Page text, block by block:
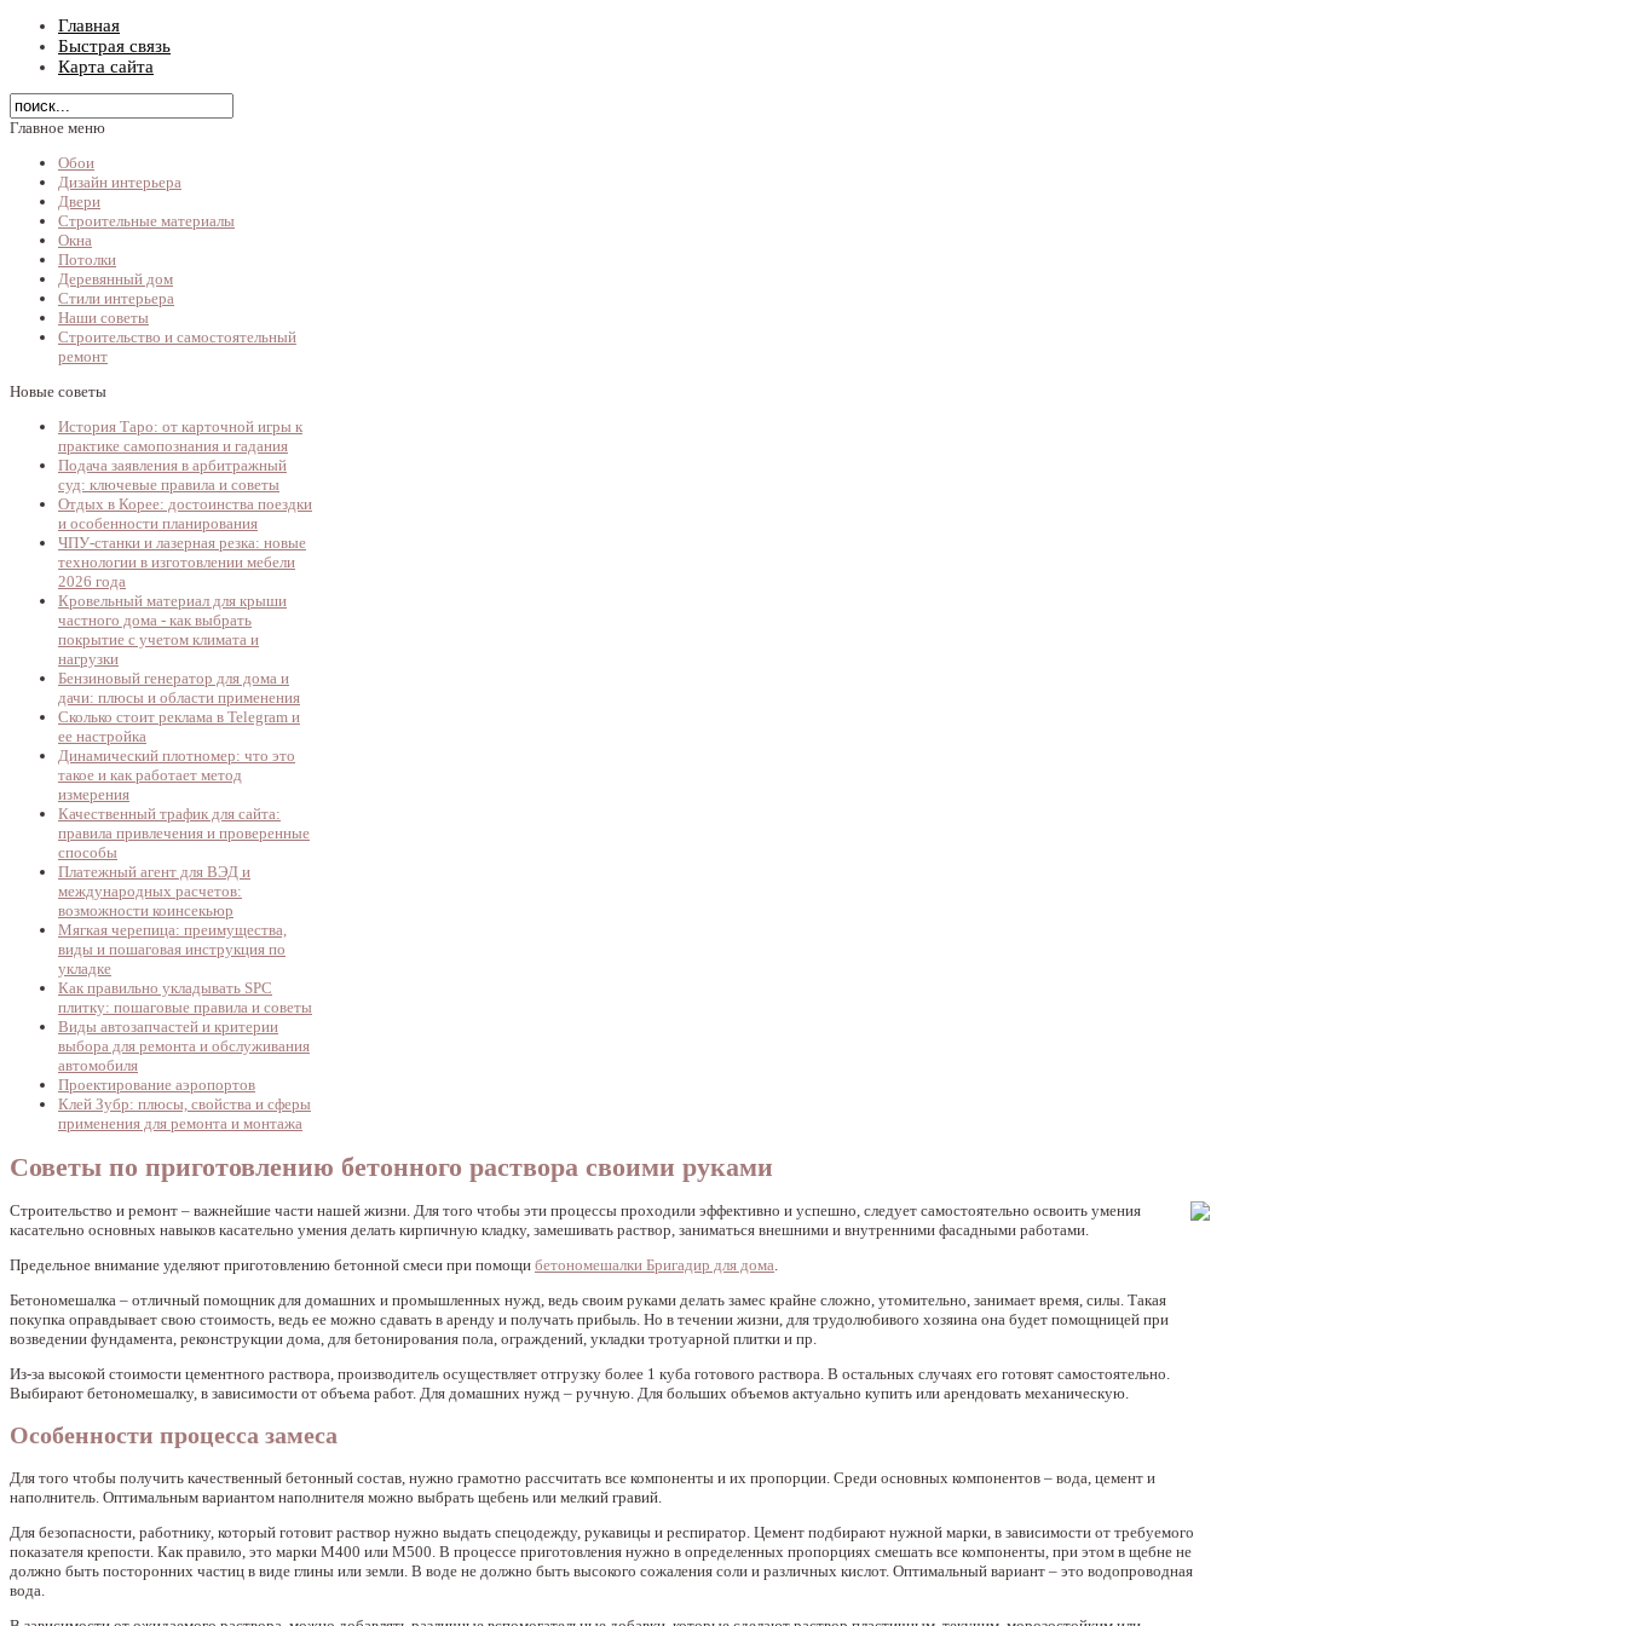
Главная
Быстрая связь
Карта сайта
Главное меню
Обои
Дизайн интерьера
Двери
Строительные материалы
Окна
Потолки
Деревянный дом
Стили интерьера
Наши советы
Строительство и самостоятельный
ремонт
Новые советы
История Таро: от карточной игры к
практике самопознания и гадания
Подача заявления в арбитражный
суд: ключевые правила и советы
Отдых в Корее: достоинства поездки
и особенности планирования
ЧПУ-станки и лазерная резка: новые
технологии в изготовлении мебели
2026 года
Кровельный материал для крыши
частного дома - как выбрать
покрытие с учетом климата и
нагрузки
Бензиновый генератор для дома и
дачи: плюсы и области применения
Сколько стоит реклама в Telegram и
ее настройка
Динамический плотномер: что это
такое и как работает метод
измерения
Качественный трафик для сайта:
правила привлечения и проверенные
способы
Платежный агент для ВЭД и
международных расчетов:
возможности коинсекьюр
Мягкая черепица: преимущества,
виды и пошаговая инструкция по
укладке
Как правильно укладывать SPC
плитку: пошаговые правила и советы
Виды автозапчастей и критерии
выбора для ремонта и обслуживания
автомобиля
Проектирование аэропортов
Клей Зубр: плюсы, свойства и сферы
применения для ремонта и монтажа
Советы по приготовлению бетонного раствора своими руками
Строительство и ремонт – важнейшие части нашей жизни. Для того чтобы эти процессы проходили эффективно и успешно, следует самостоятельно освоить умения
касательно основных навыков касательно умения делать кирпичную кладку, замешивать раствор, заниматься внешними и внутренними фасадными работами.
Предельное внимание уделяют приготовлению бетонной смеси при помощи бетономешалки Бригадир для дома
Бетономешалка – отличный помощник для домашних и промышленных нужд, ведь своим руками делать замес крайне сложно, утомительно, занимает время, силы. Такая
покупка оправдывает свою стоимость, ведь ее можно сдавать в аренду и получать прибыль. Но в течении жизни, для трудолюбивого хозяина она будет помощницей при
возведении фундамента, реконструкции дома, для бетонирования пола, ограждений, укладки тротуарной плитки и пр.
Из-за высокой стоимости цементного раствора, производитель осуществляет отгрузку более 1 куба готового раствора. В остальных случаях его готовят самостоятельно.
Выбирают бетономешалку, в зависимости от объема работ. Для домашних нужд – ручную. Для больших объемов актуально купить или арендовать механическую.
Особенности процесса замеса
Для того чтобы получить качественный бетонный состав, нужно грамотно рассчитать все компоненты и их пропорции. Среди основных компонентов – вода, цемент и
наполнитель. Оптимальным вариантом наполнителя можно выбрать щебень или мелкий гравий.
Для безопасности, работнику, который готовит раствор нужно выдать спецодежду, рукавицы и респиратор. Цемент подбирают нужной марки, в зависимости от требуемого
показателя крепости. Как правило, это марки М400 или М500. В процессе приготовления нужно в определенных пропорциях смешать все компоненты, при этом в щебне не
должно быть посторонних частиц в виде глины или земли. В воде не должно быть высокого сожаления соли и различных кислот. Оптимальный вариант – это водопроводная
вода.